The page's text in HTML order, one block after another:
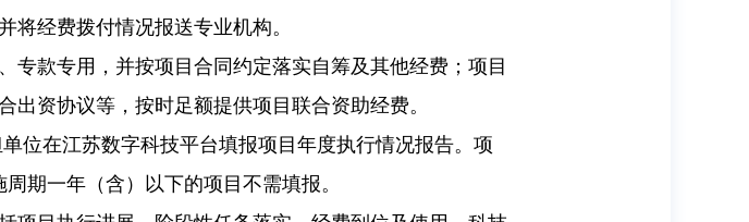
将经费拨付情况报送专业机构。
款专用，并按项目合同约定落实自筹及其他经费；项目
资协议等，按时足额提供项目联合资助经费。
位在江苏数字科技平台填报项目年度执行情况报告。项
期一年（含）以下的项目不需填报。